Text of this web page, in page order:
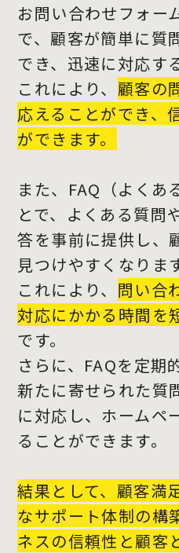
お問い合わせフォー
で、顧客が簡単に質
でき、迅速に対応す
これにより、 顧客の
応えることができ、
ができます。
また、FAQ（よくあ
とで、よくある質問
答を事前に提供し、
見つけやすくなります
これにより、 問い合
対応にかかる時間を
です。
さらに、FAQを定期
新たに寄せられた質
に対応し、ホームペ
ることができます。
結果として、顧客満
なサポート体制の構
ネスの信頼性と顧客